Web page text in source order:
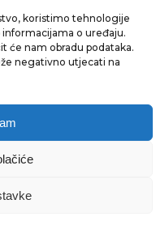
koristimo tehnologije
informacijama o uređaju.
će nam obradu podataka.
negativno utjecati na
prava pridržana.